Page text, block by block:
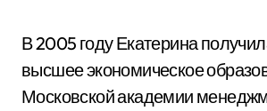
В 2005 году Екатерина
высшее экономическое
Московской академии